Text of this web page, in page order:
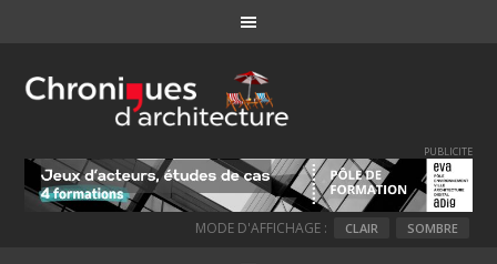
PUBLICITE
MODE D'AFFICHAGE : CLAIR SOMBRE